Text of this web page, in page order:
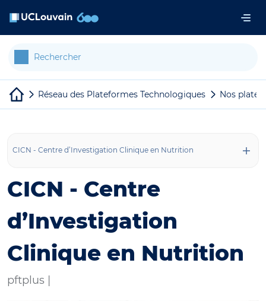
Réseau des Plateformes Technologiques Nos
CICN - Centre d’Investigation Clinique en Nutrition
CICN - Centre
d’Investigation
Clinique en Nutrition
pftplus |